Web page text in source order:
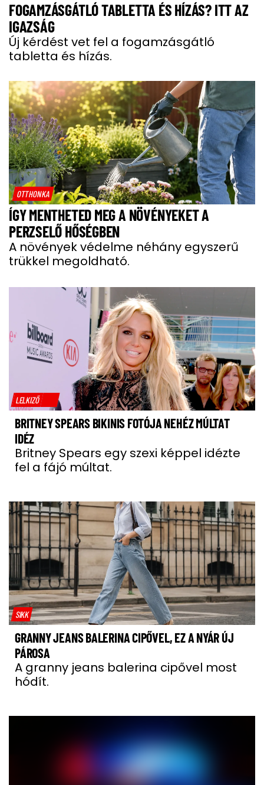
FOGAMZÁSGÁTLÓ TABLETTA ÉS HÍZÁS? ITT AZ
IGAZSÁG
Új kérdést vet fel a fogamzásgátló
tabletta és hízás.
OTTHONKA
ÍGY MENTHETED MEG A NÖVÉNYEKET A
PERZSELŐ HŐSÉGBEN
A növények védelme néhány egyszerű
trükkel megoldható.
LELKIZŐ
BRITNEY SPEARS BIKINIS FOTÓJA NEHÉZ MÚLTAT
IDÉZ
Britney Spears egy szexi képpel idézte
fel a fájó múltat.
SIKK
GRANNY JEANS BALERINA CIPŐVEL, EZ A NYÁR ÚJ
PÁROSA
A granny jeans balerina cipővel most
hódít.